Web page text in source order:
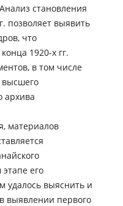
Анализ становления
позволяет выявить
что
1920-х гг.
в том числе
высшего
архива
его
удалось выяснить и
выявлении первого